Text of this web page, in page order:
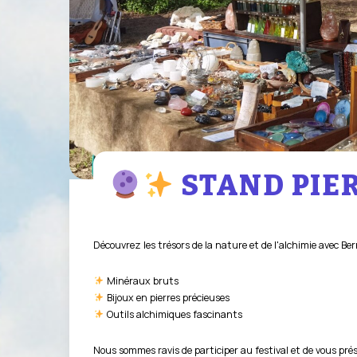
STAND
Découvrez les trésors de la nature et de l'alchimie avec
Minéraux bruts
Bijoux en pierres précieuses
Outils alchimiques fascinants
Nous sommes ravis de participer au festival et de vous